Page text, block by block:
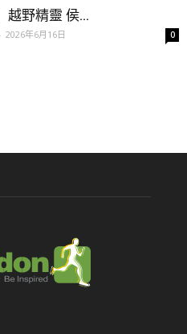
越野精靈 侯...
- 2026年6月16日 0